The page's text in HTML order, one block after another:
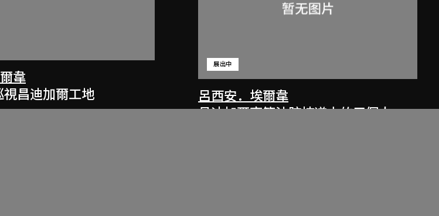
韋
視昌迪加爾工地
呂西安．埃爾韋
展出中
昌迪加爾高等法院坡道上的三個人